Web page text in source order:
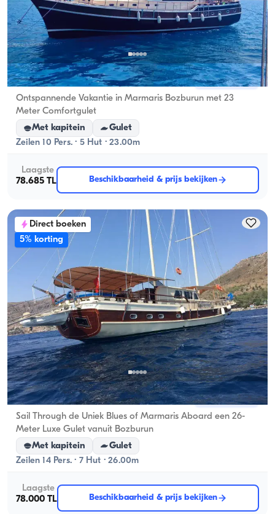
Marmaris, Muğla Nieuwe boot
Ontspannende Vakantie in Marmaris Bozburun met 23
Meter Comfortgulet
Met kapitein
Gulet
Zeilen 10 Pers. · 5 Hut · 23.00m
Laagste
78.685 TL
Beschikbaarheid & prijs bekijken
Direct boeken
5% korting
Marmaris, Muğla Nieuwe boot
Sail Through de Uniek Blues of Marmaris Aboard een 26-
Meter Luxe Gulet vanuit Bozburun
Met kapitein
Gulet
Zeilen 14 Pers. · 7 Hut · 26.00m
Laagste
78.000 TL
Beschikbaarheid & prijs bekijken